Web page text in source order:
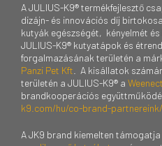
A JULIUS-K9® termékfejlesztő
dizájn- és innovációs díj
kutyák egészségét, kényelmét
JULIUS-K9® kutyatápok és
forgalmazásának területén a
Panzi Pet Kft . A kisállatok
területén a JULIUS-K9® a Weenect
brandkooperációs
k9.com/hu/co-brand-partnereink/
A JK9 brand kiemelten támogatja